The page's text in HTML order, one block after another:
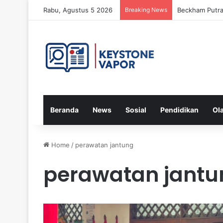
Rabu, Agustus 5 2026 Breaking News Beckham
Beranda News Sosial Pendidikan
Home / perawatan jantung
perawatan